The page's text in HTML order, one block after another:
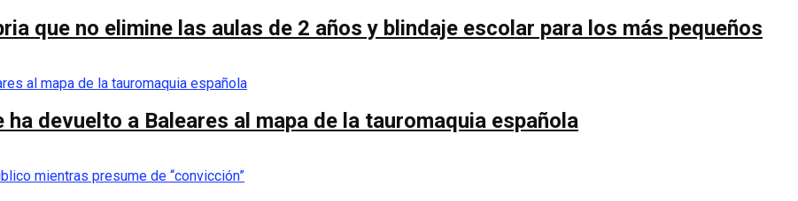
que no elimine las aulas de 2 años y blindaje escolar para los más pequeños
devuelto a Baleares al mapa de la tauromaquia española